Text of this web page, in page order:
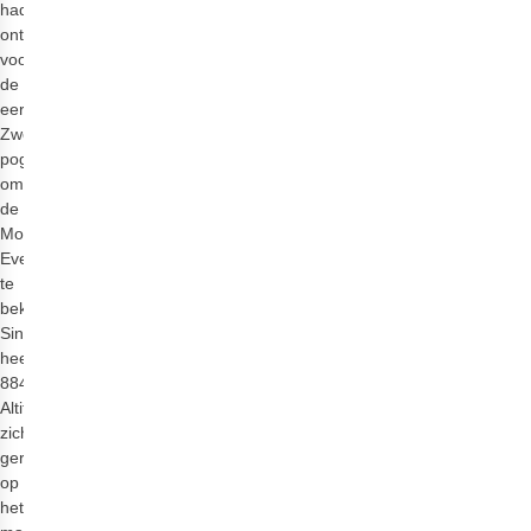
had
ontworpen
voor
de
eerste
Zweedse
poging
om
de
Mount
Everest
te
beklimmen.
Sindsdien
heeft
8848
Altitude
zich
gericht
op
het